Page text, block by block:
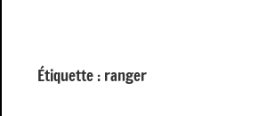
Étiquette : ranger